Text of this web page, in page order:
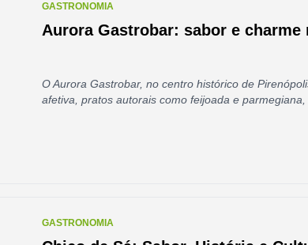
GASTRONOMIA
Aurora Gastrobar: sabor e charme
O Aurora Gastrobar, no centro histórico de
afetiva, pratos autorais como feijoada e parmegiana,
GASTRONOMIA